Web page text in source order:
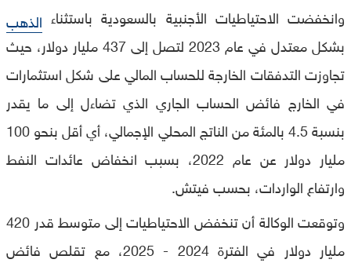
وانخفضت الاحتياطيات الأجنبية بالسعودية باستثناء الذهب
بشكل معتدل في عام 2023 لتصل إلى 437 مليار دولار، حيث
تجاوزت التدفقات الخارجة للحساب المالي على شكل استثمارات
في الخارج فائض الحساب الجاري الذي تضاءل إلى ما يقدر
بنسبة 4.5 بالمئة من الناتج المحلي الإجمالي، أي أقل بنحو 100
مليار دولار عن عام 2022، بسبب انخفاض عائدات النفط
وارتفاع الواردات، بحسب فيتش.
وتوقعت الوكالة أن تنخفض الاحتياطيات إلى متوسط قدر 420
مليار دولار في الفترة 2024 - 2025، مع تقلص فائض